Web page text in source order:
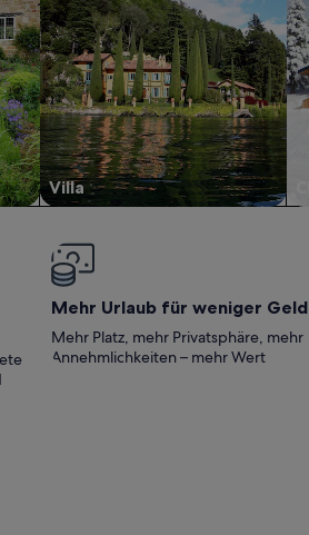
Villa
Mehr Urlaub für weniger Geld
Mehr Platz, mehr Privatsphäre, mehr
Annehmlichkeiten – mehr Wert